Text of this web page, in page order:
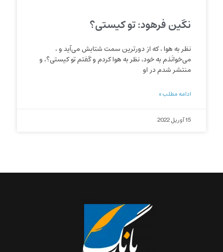
نگین فرهود: تو کیستی؟
نظر به هوا ، که از دورترین سمت شتابش می‌آید و ،
می‌خوانَدَم به خود، نظر به هوا کردم و گفتم تو کیستی؟، و
منتشر شدم در او
ادامه مطلب »
15 آوریل 2022